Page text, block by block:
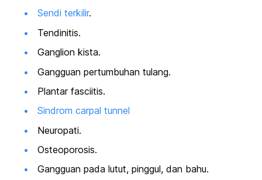
Sendi terkilir.
Tendinitis.
Ganglion kista.
Gangguan pertumbuhan tulang.
Plantar fasciitis.
Sindrom carpal tunnel
Neuropati.
Osteoporosis.
Gangguan pada lutut, pinggul, dan bahu.